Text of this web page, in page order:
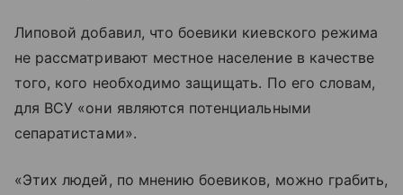
Липовой добавил, что боевики киевского режима
не рассматривают местное население в качестве
того, кого необходимо защищать. По его словам,
для ВСУ «они являются потенциальными
сепаратистами».
«Этих людей, по мнению боевиков, можно грабить,